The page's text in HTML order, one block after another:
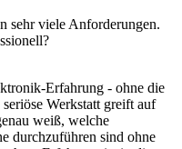
sehr viele Anforderungen.
Erfahrung - ohne die
Werkstatt greift auf
weiß, welche
durchzuführen sind ohne